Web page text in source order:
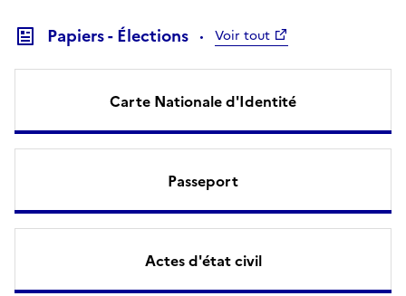
Papiers - Élections Voir tout
Carte Nationale d'Identité
Passeport
Actes d'état civil